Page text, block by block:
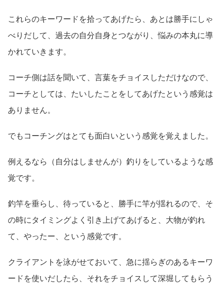
これらのキーワードを拾ってあげたら、あとは勝手にしゃ
べりだして、過去の自分自身とつながり、悩みの本丸に導
かれていきます。
コーチ側は話を聞いて、言葉をチョイスしただけなので、
コーチとしては、たいしたことをしてあげたという感覚は
ありません。
でもコーチングはとても面白いという感覚を覚えました。
例えるなら（自分はしませんが）釣りをしているような感
覚です。
釣竿を垂らし、待っていると、勝手に竿が揺れるので、そ
の時にタイミングよく引き上げてあげると、大物が釣れ
て、やったー、という感覚です。
クライアントを泳がせておいて、急に揺らぎのあるキーワ
ードを使いだしたら、それをチョイスして深堀してもらう